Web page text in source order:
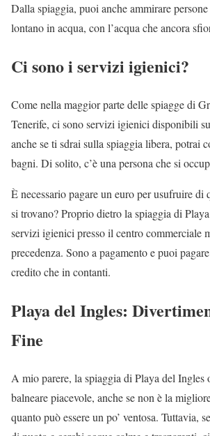
Dalla spiaggia, puoi anche ammirare
lontano in acqua, con l’acqua che ancora
Ci sono i servizi igienici?
Come nella maggior parte delle spiagge di
Tenerife, ci sono servizi igienici disponibili
anche se ti sdrai sulla spiaggia libera, potrai
bagni. Di solito, c’è una persona che si
È necessario pagare un euro per usufruire di
si trovano? Proprio dietro la spiaggia di
servizi igienici presso il centro commerciale
precedenza. Sono a pagamento e puoi
credito che in contanti.
Playa del Ingles:
Fine
A mio parere, la spiaggia di Playa del Ingles
balneare piacevole, anche se non è la
quanto può essere un po’ ventosa. Tuttavia,